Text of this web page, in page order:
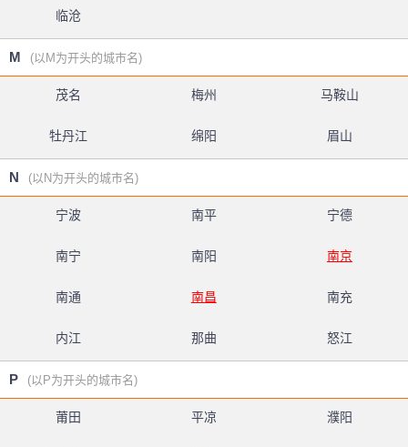
临沧
M (以M为开头的城市名)
茂名 梅州 马鞍山
牡丹江 绵阳 眉山
N (以N为开头的城市名)
宁波 南平 宁德
南宁 南阳 南京
南通 南昌 南充
内江 那曲 怒江
P (以P为开头的城市名)
莆田 平凉 濮阳